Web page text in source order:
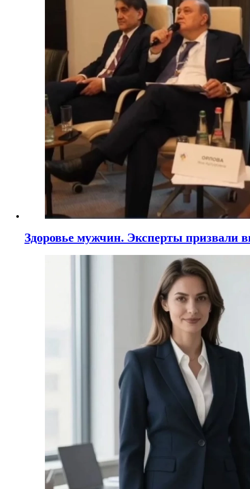
Здоровье мужчин. Эксперты призвали